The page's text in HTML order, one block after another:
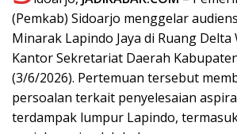
(Pemkab) Sidoarjo menggelar
Minarak Lapindo Jaya di Ruang Delta
Kantor Sekretariat Daerah
(3/6/2026). Pertemuan tersebut
persoalan terkait penyelesaian
terdampak lumpur Lapindo,